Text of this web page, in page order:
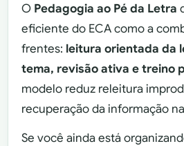
O Pedagogia ao Pé da Letra
eficiente do ECA como a
frentes: leitura orientada da
tema, revisão ativa e treino
modelo reduz releitura
recuperação da informação
Se você ainda está